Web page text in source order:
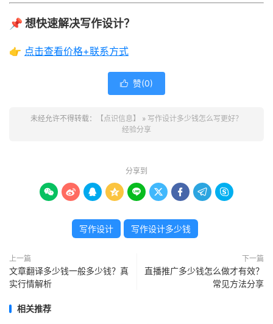
📌 想快速解决写作设计？
👉 点击查看价格+联系方式
 赞(0)
未经允许不得转载： 【点识信息】 » 写作设计多少钱怎么写更好？
经验分享
分享到
        
写作设计 写作设计多少钱
上一篇
文章翻译多少钱一般多少钱？真
实行情解析
下一篇
直播推广多少钱怎么做才有效？
常见方法分享
相关推荐